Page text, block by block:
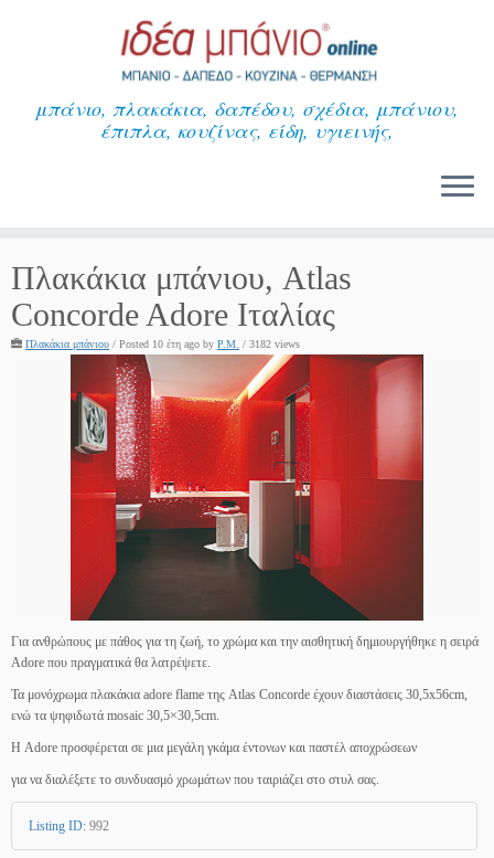
μπάνιο, πλακάκια, δαπέδου, σχέδια, μπάνιου,
έπιπλα, κουζίνας, είδη, υγιεινής,
Πλακάκια μπάνιου, Atlas
Concorde Adore Ιταλίας
Πλακάκια μπάνιου / Posted 10 έτη ago by P.M. / 3182 views
Για ανθρώπους με πάθος για τη ζωή, το χρώμα και την αισθητική δημιουργήθηκε η σειρά
Adore που πραγματικά θα λατρέψετε.
Τα μονόχρωμα πλακάκια adore flame της Atlas Concorde έχουν διαστάσεις 30,5x56cm,
ενώ τα ψηφιδωτά mosaic 30,5×30,5cm.
Η Adore προσφέρεται σε μια μεγάλη γκάμα έντονων και παστέλ αποχρώσεων
για να διαλέξετε το συνδυασμό χρωμάτων που ταιριάζει στο στυλ σας.
Listing ID: 992